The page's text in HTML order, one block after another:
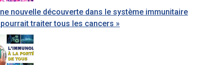
nouvelle découverte dans le système immunitaire
traiter tous les cancers »